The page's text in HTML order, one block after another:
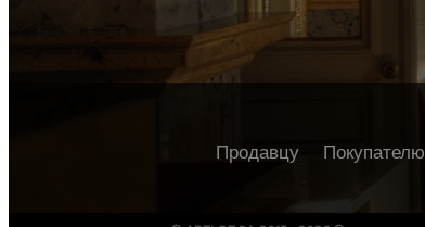
Продавцу Покупателю